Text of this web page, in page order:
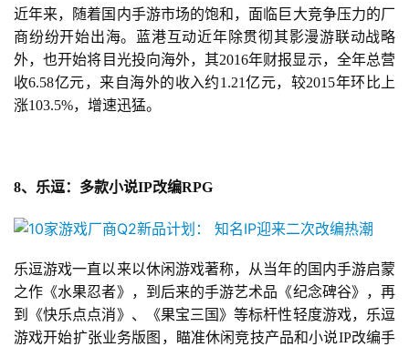
近年来，随着国内手游市场的饱和，面临巨大竞争压力的厂
商纷纷开始出海。蓝港互动近年除贯彻其影漫游联动战略
外，也开始将目光投向海外，其2016年财报显示，全年总营
收6.58亿元，来自海外的收入约1.21亿元，较2015年环比上
涨103.5%，增速迅猛。
8、乐逗：多款小说IP改编RPG
乐逗游戏一直以来以休闲游戏著称，从当年的国内手游启蒙
之作《水果忍者》，到后来的手游艺术品《纪念碑谷》，再
到《快乐点点消》、《果宝三国》等标杆性轻度游戏，乐逗
游戏开始扩张业务版图，瞄准休闲竞技产品和小说IP改编手